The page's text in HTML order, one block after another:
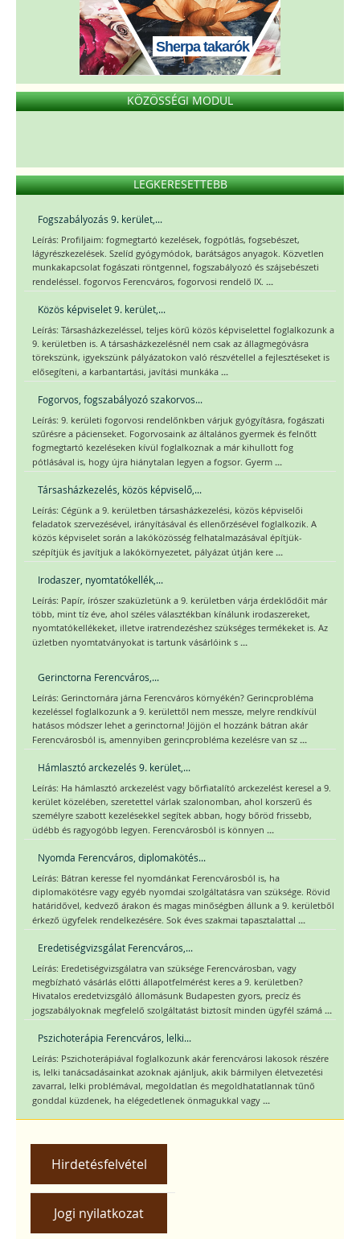
Sherpa takarók
KÖZÖSSÉGI MODUL
LEGKERESETTEBB
Fogszabályozás 9. kerület,...
Leírás: Profiljaim: fogmegtartó kezelések, fogpótlás, fogsebészet,
lágyrészkezelések. Szelíd gyógymódok, barátságos anyagok. Közvetlen
munkakapcsolat fogászati röntgennel, fogszabályozó és szájsebészeti
rendeléssel. fogorvos Ferencváros, fogorvosi rendelő IX. ...
Közös képviselet 9. kerület,...
Leírás: Társasházkezeléssel, teljes körű közös képviselettel foglalkozunk a
9. kerületben is. A társasházkezelésnél nem csak az állagmegóvásra
törekszünk, igyekszünk pályázatokon való részvétellel a fejlesztéseket is
elősegíteni, a karbantartási, javítási munkáka ...
Fogorvos, fogszabályozó szakorvos...
Leírás: 9. kerületi fogorvosi rendelőnkben várjuk gyógyításra, fogászati
szűrésre a pácienseket. Fogorvosaink az általános gyermek és felnőtt
fogmegtartó kezeléseken kívül foglalkoznak a már kihullott fog
pótlásával is, hogy újra hiánytalan legyen a fogsor. Gyerm ...
Társasházkezelés, közös képviselő,...
Leírás: Cégünk a 9. kerületben társasházkezelési, közös képviselői
feladatok szervezésével, irányításával és ellenőrzésével foglalkozik. A
közös képviselet során a lakóközösség felhatalmazásával építjük-
szépítjük és javítjuk a lakókörnyezetet, pályázat útján kere ...
Irodaszer, nyomtatókellék,...
Leírás: Papír, írószer szaküzletünk a 9. kerületben várja érdeklődőit már
több, mint tíz éve, ahol széles választékban kínálunk irodaszereket,
nyomtatókellékeket, illetve iratrendezéshez szükséges termékeket is. Az
üzletben nyomtatványokat is tartunk vásárlóink s ...
Gerinctorna Ferencváros,...
Leírás: Gerinctornára járna Ferencváros környékén? Gerincprobléma
kezeléssel foglalkozunk a 9. kerülettől nem messze, melyre rendkívül
hatásos módszer lehet a gerinctorna! Jöjjön el hozzánk bátran akár
Ferencvárosból is, amennyiben gerincprobléma kezelésre van sz ...
Hámlasztó arckezelés 9. kerület,...
Leírás: Ha hámlasztó arckezelést vagy bőrfiatalító arckezelést keresel a 9.
kerület közelében, szeretettel várlak szalonomban, ahol korszerű és
személyre szabott kezelésekkel segítek abban, hogy bőröd frissebb,
üdébb és ragyogóbb legyen. Ferencvárosból is könnyen ...
Nyomda Ferencváros, diplomakötés...
Leírás: Bátran keresse fel nyomdánkat Ferencvárosból is, ha
diplomakötésre vagy egyéb nyomdai szolgáltatásra van szüksége. Rövid
határidővel, kedvező árakon és magas minőségben állunk a 9. kerületből
érkező ügyfelek rendelkezésére. Sok éves szakmai tapasztalattal ...
Eredetiségvizsgálat Ferencváros,...
Leírás: Eredetiségvizsgálatra van szüksége Ferencvárosban, vagy
megbízható vásárlás előtti állapotfelmérést keres a 9. kerületben?
Hivatalos eredetvizsgáló állomásunk Budapesten gyors, precíz és
jogszabályoknak megfelelő szolgáltatást biztosít minden ügyfél számá ...
Pszichoterápia Ferencváros, lelki...
Leírás: Pszichoterápiával foglalkozunk akár ferencvárosi lakosok részére
is, lelki tanácsadásainkat azoknak ajánljuk, akik bármilyen életvezetési
zavarral, lelki problémával, megoldatlan és megoldhatatlannak tűnő
gonddal küzdenek, ha elégedetlenek önmagukkal vagy ...
Hirdetésfelvétel
Jogi nyilatkozat